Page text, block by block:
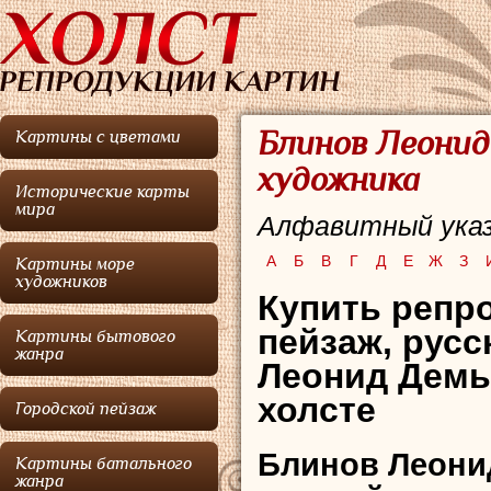
Картины с цветами
Исторические карты
мира
Картины море
художников
Картины бытового
жанра
Городской пейзаж
Картины батального
жанра
Блинов
художника
Алфавитный
А Б В Г Д Е Ж З
Купить
пейзаж,
Леонид
холсте
Блинов